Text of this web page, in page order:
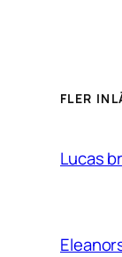
FLER
Lucas